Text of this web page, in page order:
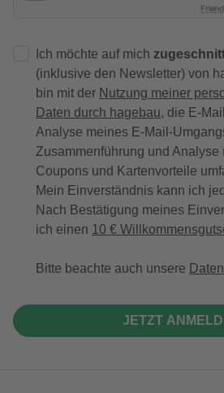
Ich möchte auf mich
(inklusive den Newsletter) von
bin mit der Nutzung meiner
Daten durch hagebau, die E-
Analyse meines E-Mail-
Zusammenführung und Analyse
Coupons und Kartenvorteile
Mein Einverständnis kann ich
Nach Bestätigung meines
ich einen 10 €
Bitte beachte auch unsere
JETZT